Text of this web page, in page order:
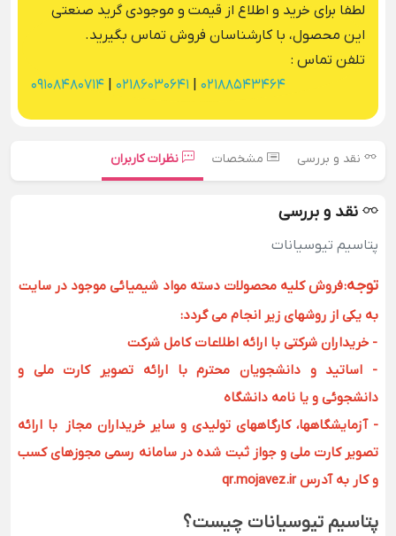
لطفا برای خرید و اطلاع از قیمت و موجودی گرید صنعتی
این محصول، با کارشناسان فروش تماس بگیرید.
تلفن تماس :
02188543464
02186030641
09108480714
نقد و بررسی مشخصات نظرات کاربران
نقد و بررسی
پتاسیم تیوسیانات
توجه:فروش کلیه محصولات دسته مواد شیمیائی موجود در سایت
به یکی از روشهای زیر انجام می گردد:
- خریداران شرکتی با ارائه اطلاعات کامل شرکت
- اساتید و دانشجویان محترم با ارائه تصویر کارت ملی و
دانشجوئی و یا نامه دانشگاه
- آزمایشگاهها، کارگاههای تولیدی و سایر خریداران مجاز با ارائه
تصویر کارت ملی و جواز ثبت شده در سامانه رسمی مجوزهای کسب
و کار به آدرس qr.mojavez.ir
پتاسیم تیوسیانات چیست؟